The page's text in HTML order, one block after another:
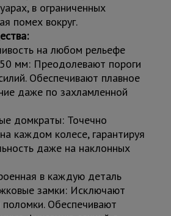
в ограниченных
помех вокруг.
на любом рельефе
мм: Преодолевают пороги
Обеспечивают плавное
даже по захламленной
домкраты: Точечно
каждом колесе, гарантируя
даже на наклонных
в каждую деталь
замки: Исключают
Обеспечивают